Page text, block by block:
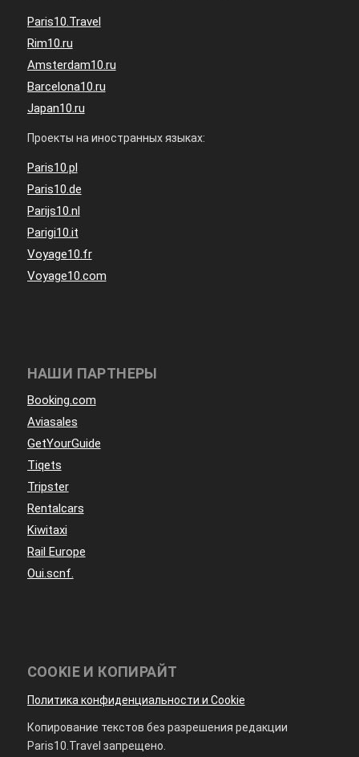
Paris10.Travel
Rim10.ru
Amsterdam10.ru
Barcelona10.ru
Japan10.ru
Проекты на иностранных языках:
Paris10.pl
Paris10.de
Parijs10.nl
Parigi10.it
Voyage10.fr
Voyage10.com
НАШИ ПАРТНЕРЫ
Booking.com
Aviasales
GetYourGuide
Tiqets
Tripster
Rentalcars
Kiwitaxi
Rail Europe
Oui.scnf.
COOKIE И КОПИРАЙТ
Политика конфиденциальности и Cookie
Копирование текстов без разрешения редакции
Paris10.Travel запрещено.